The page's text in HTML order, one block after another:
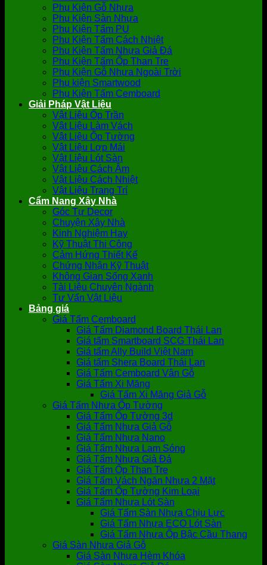
Phụ Kiện Gỗ Nhựa
Phụ Kiện Sàn Nhựa
Phụ Kiện Tấm PU
Phụ Kiện Tấm Cách Nhiệt
Phụ Kiện Tấm Nhựa Giả Đá
Phụ Kiện Tấm Ốp Than Tre
Phụ Kiện Gỗ Nhựa Ngoài Trời
Phụ kiện Smartwood
Phụ Kiện Tấm Cemboard
Giải Pháp Vật Liệu
Vật Liệu Ốp Trần
Vật Liệu Làm Vách
Vật Liệu Ốp Tường
Vật Liệu Lợp Mái
Vật Liệu Lót Sàn
Vật Liệu Cách Âm
Vật Liệu Cách Nhiệt
Vật Liệu Trang Trí
Cẩm Nang Xây Nhà
Góc Tự Decor
Chuyện Xây Nhà
Kinh Nghiệm Hay
Kỹ Thuật Thi Công
Cảm Hứng Thiết Kế
Chứng Nhận Kỹ Thuật
Không Gian Sống Xanh
Tài Liệu Chuyên Ngành
Tư Vấn Vật Liệu
Bảng giá
Giá Tấm Cemboard
Giá Tấm Diamond Board Thái Lan
Giá tấm Smartboard SCG Thái Lan
Giá tấm Ally Build Việt Nam
Giá tấm Shera Board Thái Lan
Giá Tấm Cemboard Vân Gỗ
Giá Tấm Xi Măng
Giá Tấm Xi Măng Giả Gỗ
Giá Tấm Nhựa Ốp Tường
Giá Tấm Ốp Tường 3d
Giá Tấm Nhựa Giả Gỗ
Giá Tấm Nhựa Nano
Giá Tấm Nhựa Lam Sóng
Giá Tấm Nhựa Giả Đá
Giá Tấm Ốp Than Tre
Giá Tấm Vách Ngăn Nhựa 2 Mặt
Giá Tấm Ốp Tường Kim Loại
Giá Tấm Nhựa Lót Sàn
Giá Tấm Sàn Nhựa Chịu Lực
Giá Tấm Nhựa ECO Lót Sàn
Giá Tấm Nhựa Ốp Bậc Cầu Thang
Giá Sàn Nhựa Giả Gỗ
Giá Sàn Nhựa Hèm Khóa